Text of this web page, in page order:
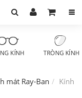
KÍNH TRÒNG KÍNH
mát Ray-Ban Kính